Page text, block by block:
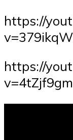
https://
https://